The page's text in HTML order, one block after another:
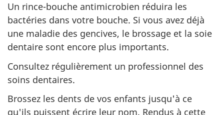
Un rince-bouche antimicrobien réduira les
bactéries dans votre bouche. Si vous avez déjà
une maladie des gencives, le brossage et la soie
dentaire sont encore plus importants.
Consultez régulièrement un professionnel des
soins dentaires.
Brossez les dents de vos enfants jusqu'à ce
qu'ils puissent écrire leur nom. Rendus à cette